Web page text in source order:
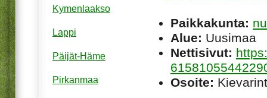
Paikkakunta:
Alue: Uusimaa
Nettisivut:
Osoite:
Kymenlaakso
Lappi
Päijät-Häme
Pirkanmaa